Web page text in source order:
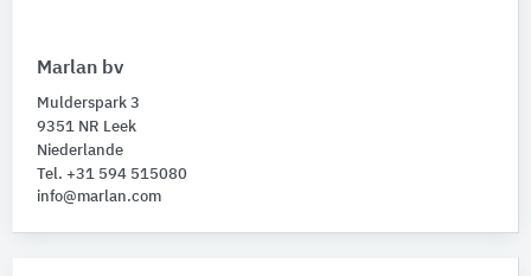
Marlan bv
Mulderspark 3
9351 NR Leek
Niederlande
Tel. +31 594 515080
info@marlan.com